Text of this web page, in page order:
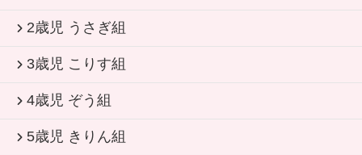
2歳児 うさぎ組
3歳児 こりす組
4歳児 ぞう組
5歳児 きりん組